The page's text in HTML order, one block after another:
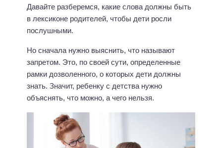
Давайте разберемся, какие слова должны быть
в лексиконе родителей, чтобы дети росли
послушными.
Но сначала нужно выяснить, что называют
запретом. Это, по своей сути, определенные
рамки дозволенного, о которых дети должны
знать. Значит, ребенку с детства нужно
объяснять, что можно, а чего нельзя.